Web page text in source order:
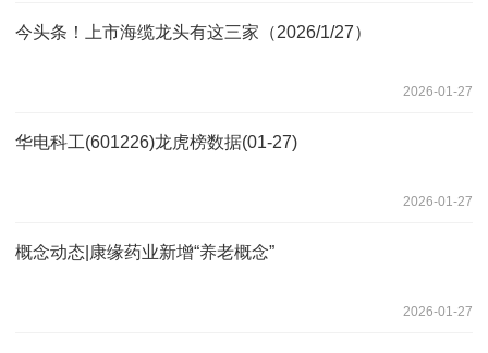
今头条！上市海缆龙头有这三家（2026/1/27）
2026-01-27
华电科工(601226)龙虎榜数据(01-27)
2026-01-27
概念动态|康缘药业新增“养老概念”
2026-01-27